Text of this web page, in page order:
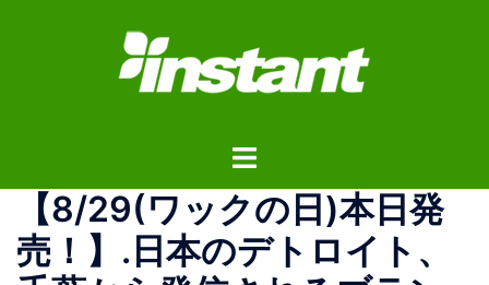
ス
ト
ル
メ
ニ
【8/29(ワックの日)本日発
売！】.日本のデトロイト、